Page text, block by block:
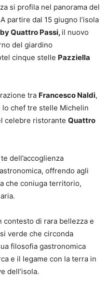
si profila nel panorama del
partire dal 15 giugno l’isola
Quattro Passi, il nuovo
del giardino
cinque stelle Pazziella
tra Francesco Naldi,
lo chef tre stelle Michelin
celebre ristorante Quattro
dell’accoglienza
offrendo agli
che coniuga territorio,
contesto di rara bellezza e
verde che circonda
filosofia gastronomica
e il legame con la terra in
dell’isola.